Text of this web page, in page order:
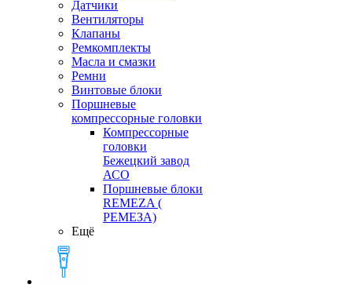
Датчики
Вентиляторы
Клапаны
Ремкомплекты
Масла и смазки
Ремни
Винтовые блоки
Поршневые
компрессорные головки
Компрессорные
головки
Бежецкий завод
АСО
Поршневые блоки
REMEZA (
РЕМЕЗА)
Ещё